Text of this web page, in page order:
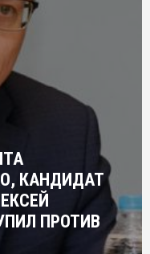
КАНДИДАТ
ПРОТИВ